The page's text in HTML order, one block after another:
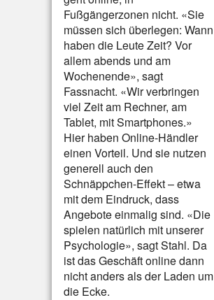
Fußgängerzonen nicht. «Sie
müssen sich überlegen: Wann
haben die Leute Zeit? Vor
allem abends und am
Wochenende», sagt
Fassnacht. «Wir verbringen
viel Zeit am Rechner, am
Tablet, mit Smartphones.»
Hier haben Online-Händler
einen Vorteil. Und sie nutzen
generell auch den
Schnäppchen-Effekt – etwa
mit dem Eindruck, dass
Angebote einmalig sind. «Die
spielen natürlich mit unserer
Psychologie», sagt Stahl. Da
ist das Geschäft online dann
nicht anders als der Laden um
die Ecke.